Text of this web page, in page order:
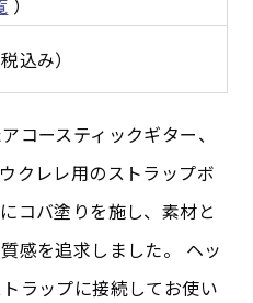
）
込み）
コースティックギター、
クレレ用のストラップボ
コバ塗りを施し、素材と
感を追求しました。 ヘッ
ラップに接続してお使い